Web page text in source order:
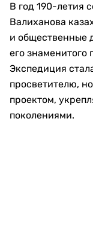
В год 190-летия
Валиханова
и общественные
его
Экспедиция
просветителю,
проектом,
поколениями.